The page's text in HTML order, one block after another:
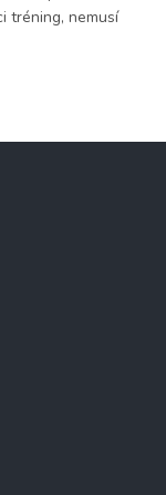
tréning, nemusí